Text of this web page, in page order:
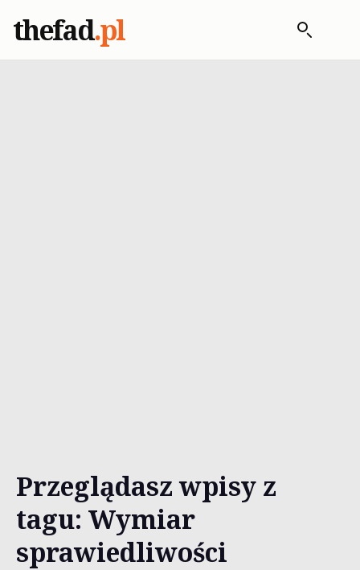
thefad.pl
Przeglądasz wpisy z
tagu: Wymiar
sprawiedliwości